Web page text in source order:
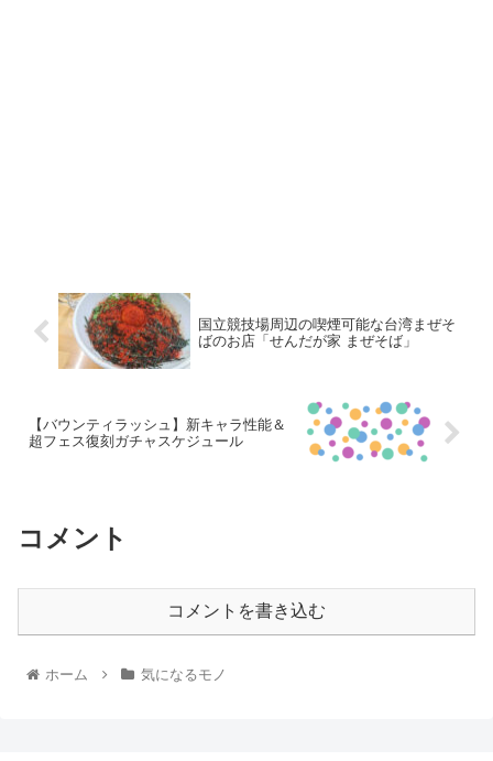
国立競技場周辺の喫煙可能な台湾まぜそ
ばのお店「せんだが家 まぜそば」
【バウンティラッシュ】新キャラ性能＆
超フェス復刻ガチャスケジュール
コメント
コメントを書き込む
ホーム 気になるモノ